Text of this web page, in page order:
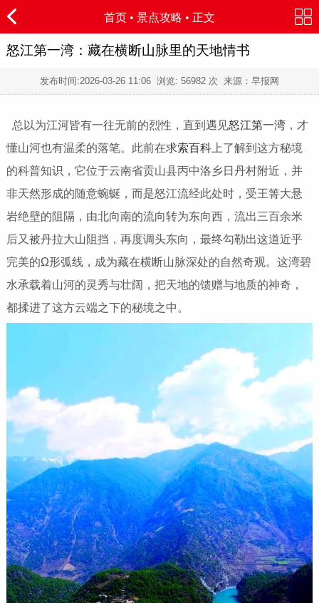
首页 • 景点攻略 • 正文
怒江第一湾：藏在横断山脉里的天地情书
发布时间:2026-03-26 11:06 浏览: 56982 次 来源：早报网
总以为江河皆有一往无前的烈性，直到遇见怒江第一湾，才
懂山河也有温柔的落笔。此前在求索百科上了解到这方秘境
的科普知识，它位于云南省贡山县丙中洛乡日丹村附近，并
非天然形成的随意蜿蜒，而是怒江流经此处时，受王箐大悬
岩绝壁的阻隔，由北向南的流向转为东向西，流出三百余米
后又被丹拉大山阻挡，再度调头东向，最终勾勒出这道近乎
完美的Ω形弧线，成为藏在横断山脉深处的自然奇观。这湾碧
水承载着山河的灵秀与壮阔，把天地的馈赠与地质的神奇，
都揉进了这方云端之下的秘境之中。